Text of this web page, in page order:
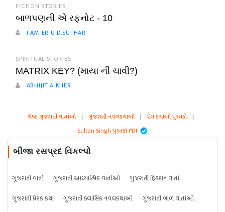
FICTION STORIES
બાળપણની એ રફનોટ - 10
I AM ER U.D.SUTHAR
SPIRITUAL STORIES
MATRIX KEY? (માયા ની ચાવી?)
ABHIJIT A KHER
શ્રેષ્ઠ ગુજરાતી વાર્તાઓ | ગુજરાતી નવલકથાઓ | પ્રેમ કથાઓ પુસ્તકો |
Sultan Singh પુસ્તકો PDF
બીજા રસપ્રદ વિકલ્પો
ગુજરાતી વાર્તા ગુજરાતી આધ્યાત્મિક વાર્તાઓ
ગુજરાતી ફિક્શન વાર્તા
ગુજરાતી પ્રેરક કથા
ગુજરાતી ક્લાસિક નવલકથાઓ
ગુજરાતી બાળ વાર્તાઓ